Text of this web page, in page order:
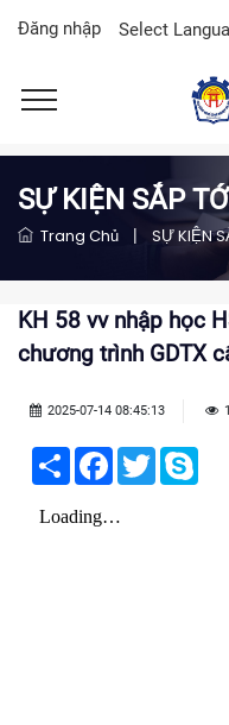
Đăng nhập Select
SỰ KIỆN SẮP
Trang Chủ | SỰ KIỆN
KH 58 vv nhập học
chương trình GDTX
2025-07-14 08:45:13
Share Facebook
Twitter